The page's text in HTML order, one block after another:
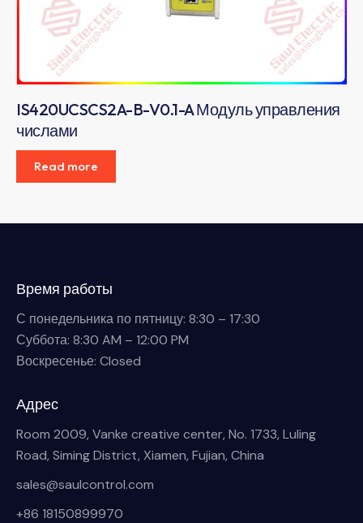
IS420UCSCS2A-B-V0.1-A Модуль управления
числами
Read more
Время работы
С понедельника по пятницу: 8:30 – 17:30
Суббота: 8:30 AM – 12:00 PM
Воскресенье: Closed
Адрес
Room 2009, Vanke creative center, No. 1733, Luling
Road, Siming District, Xiamen, Fujian, China
sales@saulcontrol.com
+86 18150899970